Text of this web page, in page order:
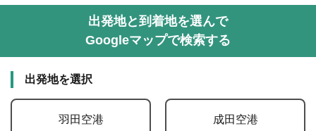
出発地と到着地を選んで
Googleマップで検索する
出発地を選択
羽田空港 成田空港